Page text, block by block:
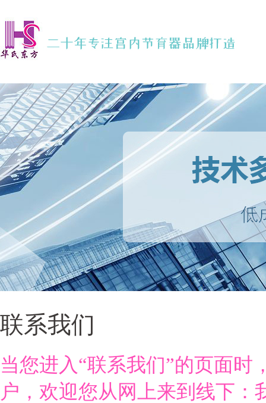
联系我们
当您进入“联系我们”的页面时
户，欢迎您从网上来到线下：